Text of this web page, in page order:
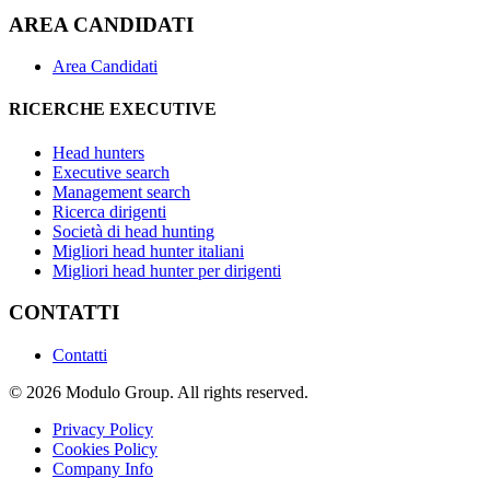
AREA CANDIDATI
Area Candidati
RICERCHE EXECUTIVE
Head hunters
Executive search
Management search
Ricerca dirigenti
Società di head hunting
Migliori head hunter italiani
Migliori head hunter per dirigenti
CONTATTI
Contatti
© 2026 Modulo Group. All rights reserved.
Privacy Policy
Cookies Policy
Company Info